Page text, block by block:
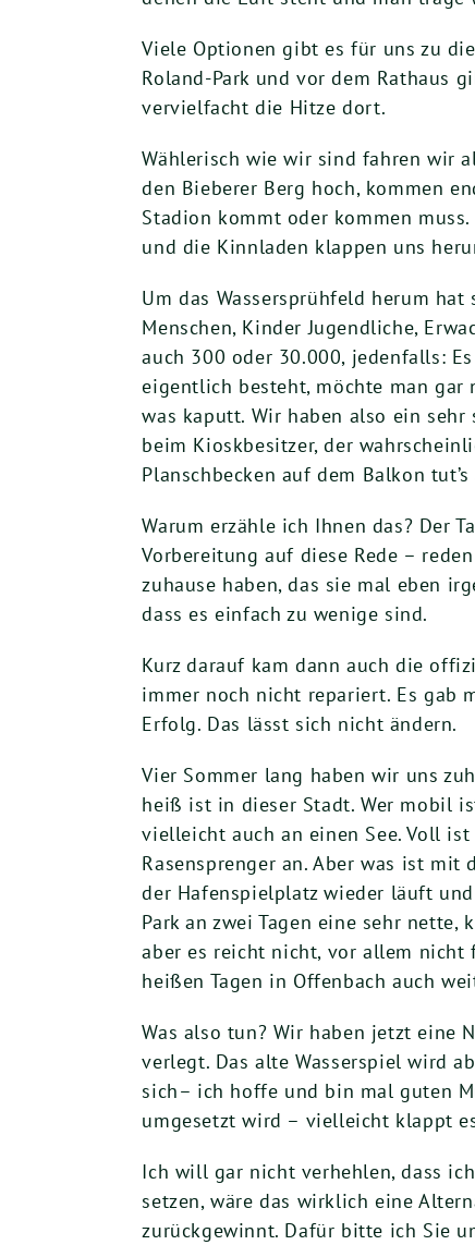
Viele Optionen gibt es für uns zu
Roland-Park und vor dem Rathaus
vervielfacht die Hitze dort.
Wählerisch wie wir sind fahren wir
den Bieberer Berg hoch, kommen
Stadion kommt oder kommen
und die Kinnladen klappen uns
Um das Wassersprühfeld herum
Menschen, Kinder Jugendliche,
auch 300 oder 30.000, jedenfalls:
eigentlich besteht, möchte man gar
was kaputt. Wir haben also ein
beim Kioskbesitzer, der
Planschbecken auf dem Balkon
Warum erzähle ich Ihnen das? Der
Vorbereitung auf diese Rede –
zuhause haben, das sie mal eben
dass es einfach zu wenige sind.
Kurz darauf kam dann auch die
immer noch nicht repariert. Es gab
Erfolg. Das lässt sich nicht ändern.
Vier Sommer lang haben wir uns
heiß ist in dieser Stadt. Wer mobil
vielleicht auch an einen See. Voll
Rasensprenger an. Aber was ist
der Hafenspielplatz wieder läuft
Park an zwei Tagen eine sehr
aber es reicht nicht, vor allem nicht
heißen Tagen in Offenbach auch
Was also tun? Wir haben jetzt eine
verlegt. Das alte Wasserspiel wird
sich– ich hoffe und bin mal guten
umgesetzt wird – vielleicht klappt
Ich will gar nicht verhehlen, dass
setzen, wäre das wirklich eine
zurückgewinnt. Dafür bitte ich Sie